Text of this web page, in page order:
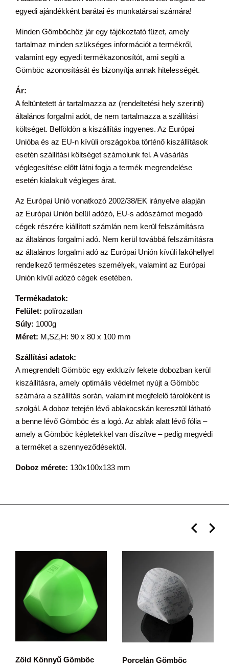
egyedi ajándékként barátai és munkatársai számára!
Minden Gömböchöz jár egy tájékoztató füzet, amely
tartalmaz minden szükséges információt a termékről,
valamint egy egyedi termékazonosítót, ami segíti a
Gömböc azonosítását és bizonyítja annak hitelességét.
Ár:
A feltüntetett ár tartalmazza az (rendeltetési hely szerinti)
általános forgalmi adót, de nem tartalmazza a szállítási
költséget. Belföldön a kiszállítás ingyenes. Az Európai
Unióba és az EU-n kívüli országokba történő kiszállítások
esetén szállítási költséget számolunk fel. A vásárlás
véglegesítése előtt látni fogja a termék megrendelése
esetén kialakult végleges árat.
Az Európai Unió vonatkozó 2002/38/EK irányelve alapján
az Európai Unión belül adózó, EU-s adószámot megadó
cégek részére kiállított számlán nem kerül felszámításra
az általános forgalmi adó. Nem kerül továbbá felszámításra
az általános forgalmi adó az Európai Unión kívüli lakóhellyel
rendelkező természetes személyek, valamint az Európai
Unión kívül adózó cégek esetében.
Termékadatok:
Felület: polírozatlan
Súly: 1000g
Méret: M,SZ,H: 90 x 80 x 100 mm
Szállítási adatok:
A megrendelt Gömböc egy exkluzív fekete dobozban kerül
kiszállításra, amely optimális védelmet nyújt a Gömböc
számára a szállítás során, valamint megfelelő tárolóként is
szolgál. A doboz tetején lévő ablakocskán keresztül látható
a benne lévő Gömböc és a logó. Az ablak alatt lévő fólia –
amely a Gömböc képletekkel van díszítve – pedig megvédi
a terméket a szennyeződésektől.
Doboz mérete: 130x100x133 mm
Zöld Könnyű Gömböc Porcelán Gömböc